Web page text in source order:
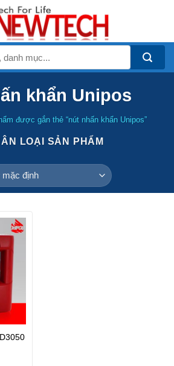
khẩn Unipos
được gắn thẻ “nút nhấn khẩn Unipos”
LOẠI SẢN PHẨM